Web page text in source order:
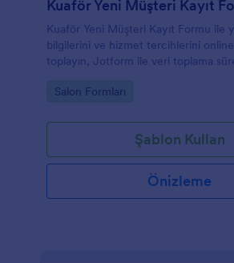
Kuaför Yeni Müşteri Kayıt
Kuaför Yeni Müşteri Kayıt Formu ile
bilgilerini ve hizmet tercihlerini
toplayın, Jotform ile veri toplama
Go to Category:
Salon Formları
Şablon Kullan
Önizleme